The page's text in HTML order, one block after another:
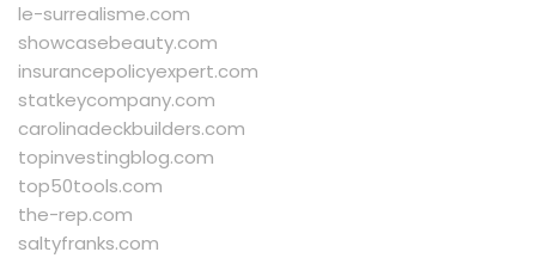
le-surrealisme.com
showcasebeauty.com
insurancepolicyexpert.com
statkeycompany.com
carolinadeckbuilders.com
topinvestingblog.com
top50tools.com
the-rep.com
saltyfranks.com